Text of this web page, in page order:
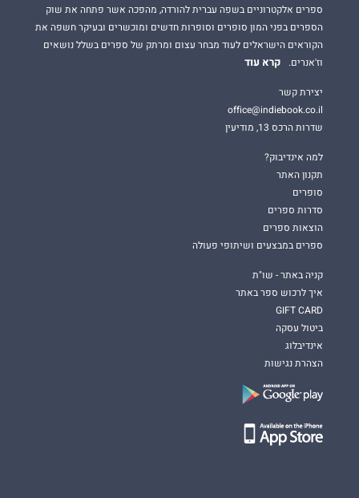
ספרים אלקטרוניים בשפה עברית להורדה, מהפכה אשר פתחה את שוק
הספרים בפני המון סופרים וסופרות חדשים ומוכשרים ובעיקר חשפה את
הקוראים הישראלים לעוד מבחר עצום ומרתק של ספרים בשלל נושאים
וז'אנרים.
קרא עוד
יצירת קשר
office@indiebook.co.il
שדרות הרכס 13, מודיעין
למה אינדיבוק?
תקנון האתר
סופרים
סדרות ספרים
הוצאות ספרים
ספרים במבצעים ושיתופי פעולה
קניה באתר - שו"ת
איך לרכוש ספר באתר
GIFT CARD
ביטול עסקה
אינדיבלוג
הצהרת נגישות